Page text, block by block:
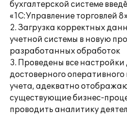
бухгалтерской системе
«1С:Управление торговлей 8»
2. Загрузка корректных
учетной системы в новую
разработанных обработок
3. Проведены все настройки
достоверного оперативного
учета, адекватно
существующие бизнес-
проводить аналитику